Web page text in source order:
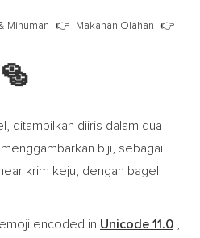
Minuman
Makanan Olahan
🥯
ditampilkan diiris dalam dua
biji, sebagai
krim keju, dengan bagel
encoded in Unicode 11.0 ,